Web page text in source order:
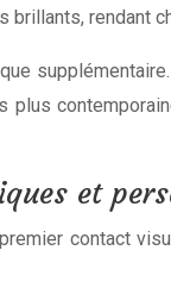
rendant
et
contact